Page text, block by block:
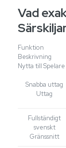
Vad
Funktion
Beskrivning
Nytta till Spelare
Snabba uttag
Uttag
Fullständigt
svenskt
Gränssnitt